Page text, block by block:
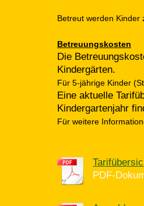
Betreut werden Kinder
Betreuungskosten
Die
Kindergärten.
Für 5-jährige Kinder
Eine aktuelle
Kindergartenjahr
Für weitere
PDF-